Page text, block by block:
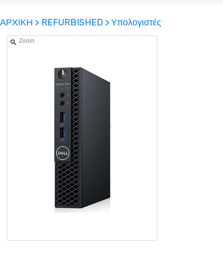
ΚΑΛΑΘΙ-ΑΓΟΡΩΝ
ΠΟΙΟΙ ΕΙΜΑΣΤΕ
ΑΡΧΙΚΗ > REFURBISHED >Υπολογιστές
Zoom